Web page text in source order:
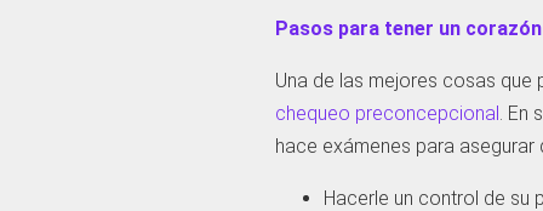
Pasos para tener un
Una de las mejores cosas que
chequeo preconcepcional .
hace exámenes para
Hacerle un control de su